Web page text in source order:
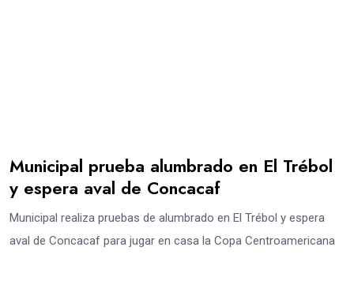
Municipal prueba alumbrado en El Trébol
y espera aval de Concacaf
Municipal realiza pruebas de alumbrado en El Trébol y espera
aval de Concacaf para jugar en casa la Copa Centroamericana